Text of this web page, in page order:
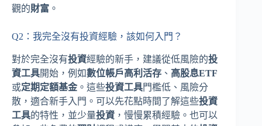
觀的財富 。
Q2：我完全沒有投資經驗，該如何入門？
對於完全沒有投資經驗的新手，建議從低風險的投
資工具開始，例如數位帳戶高利活存 、 高股息ETF
或定期定額基金 。這些投資工具門檻低、風險分
散，適合新手入門。可以先花點時間了解這些投資
工具的特性，並少量投資 ，慢慢累積經驗。也可以